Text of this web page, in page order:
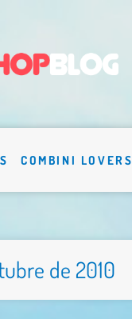
COMBINI LOVERS
de 2010